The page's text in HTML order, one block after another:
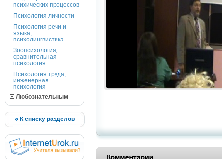
психических процессов
Психология личности
Психология речи и
языка,
психолингвистика
Зоопсихология,
сравнительная
психология
Психология труда,
инженерная
психология
Любознательным
К списку разделов